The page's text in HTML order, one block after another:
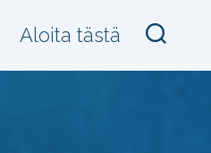
Aloita tästä Search